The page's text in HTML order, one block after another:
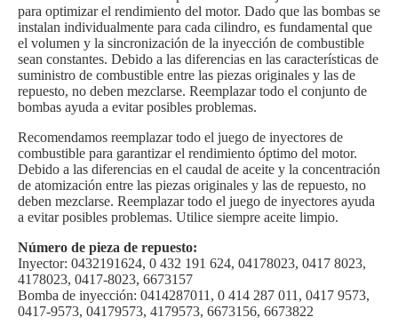
para optimizar el rendimiento del motor. Dado que las bombas se
instalan individualmente para cada cilindro, es fundamental que
el volumen y la sincronización de la inyección de combustible
sean constantes. Debido a las diferencias en las características de
suministro de combustible entre las piezas originales y las de
repuesto, no deben mezclarse. Reemplazar todo el conjunto de
bombas ayuda a evitar posibles problemas.
Recomendamos reemplazar todo el juego de inyectores de
combustible para garantizar el rendimiento óptimo del motor.
Debido a las diferencias en el caudal de aceite y la concentración
de atomización entre las piezas originales y las de repuesto, no
deben mezclarse. Reemplazar todo el juego de inyectores ayuda
a evitar posibles problemas. Utilice siempre aceite limpio.
Número de pieza de repuesto:
Inyector: 0432191624, 0 432 191 624, 04178023, 0417 8023,
4178023, 0417-8023, 6673157
Bomba de inyección: 0414287011, 0 414 287 011, 0417 9573,
0417-9573, 04179573, 4179573, 6673156, 6673822